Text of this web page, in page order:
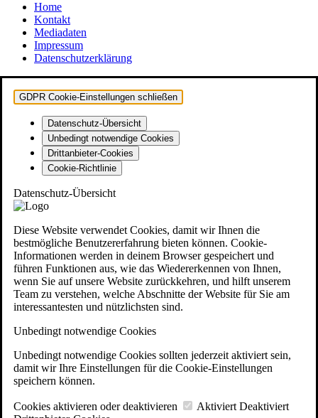
Home
Kontakt
Mediadaten
Impressum
Datenschutzerklärung
GDPR Cookie-Einstellungen schließen
Datenschutz-Übersicht
Unbedingt notwendige Cookies
Drittanbieter-Cookies
Cookie-Richtlinie
Datenschutz-Übersicht
Diese Website verwendet Cookies, damit wir Ihnen die
bestmögliche Benutzererfahrung bieten können. Cookie-
Informationen werden in deinem Browser gespeichert und
führen Funktionen aus, wie das Wiedererkennen von Ihnen,
wenn Sie auf unsere Website zurückkehren, und hilft unserem
Team zu verstehen, welche Abschnitte der Website für Sie am
interessantesten und nützlichsten sind.
Unbedingt notwendige Cookies
Unbedingt notwendige Cookies sollten jederzeit aktiviert sein,
damit wir Ihre Einstellungen für die Cookie-Einstellungen
speichern können.
Cookies aktivieren oder deaktivieren Aktiviert Deaktiviert